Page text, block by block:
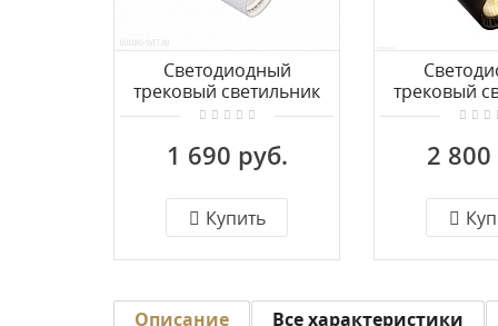
Светодиодный
трековый светильник
для 1фазного
Vuoro TR003-1-10W4K-M-
1 690 руб.
Купить
трековый
для 3-
Vuoro2 800
Описание Все характеристики